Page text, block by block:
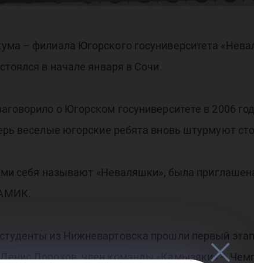
– филиала Югорского госуниверситета
в начале января в Сочи.
о Югорском госуниверситете в 2006
веселые югорские ребята вновь штурмуют
себя называют «Неваляшки», была
из Нижневартовска прошли первый этап
Дорохов, член команды «Камызяки» –